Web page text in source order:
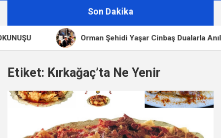
Son Dakika
Orman Şehidi Yaşar Cinbaş Dualarla Anıldı
Etiket: Kırkağaç’ta Ne Yenir